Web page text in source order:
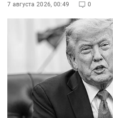
7 августа 2026, 00:49 0